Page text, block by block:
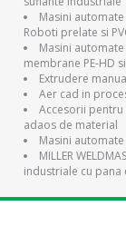
Masini
Roboti prelate si
Masini
membrane PE-HD
Extrudere
Aer cad in
Accesorii pentru
adaos de material
Masini
MILLER
industriale cu pana